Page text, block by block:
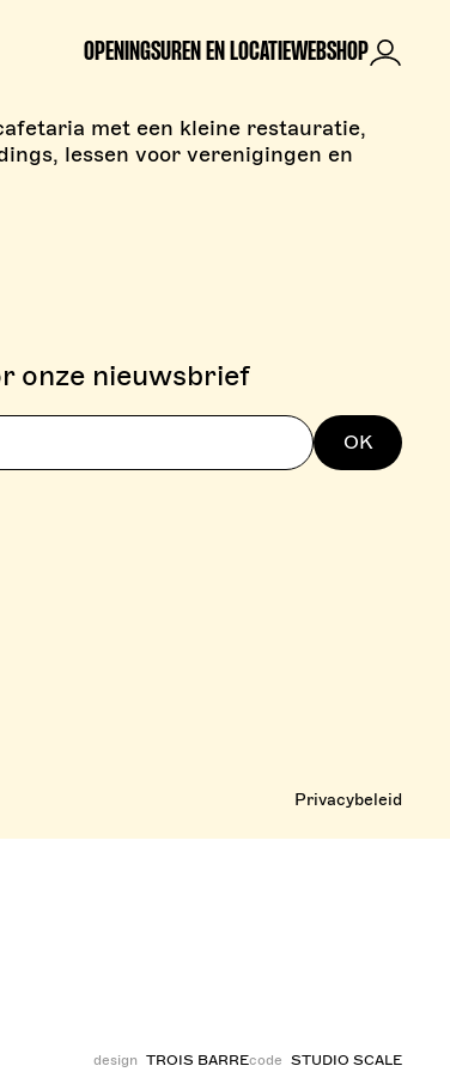
OPENINGSUREN EN LOCATIEWEBSHOP
met een kleine restauratie,
lessen voor verenigingen en
onze nieuwsbrief
OK
Privacybeleid
design TROIS BARREcode STUDIO SCALE